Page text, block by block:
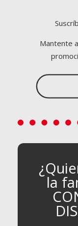
Mantente
la